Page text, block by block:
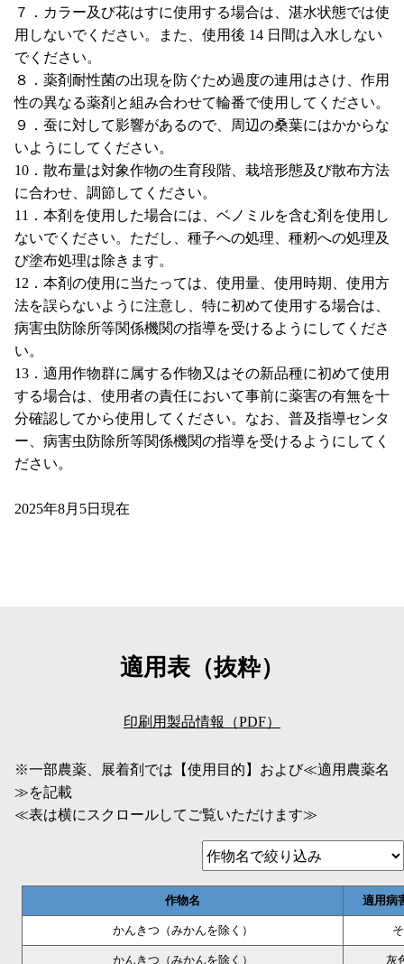
７．カラー及び花はすに使用する場合は、湛水状態では使
用しないでください。また、使用後 14 日間は入水しない
でください。
８．薬剤耐性菌の出現を防ぐため過度の連用はさけ、作用
性の異なる薬剤と組み合わせて輪番で使用してください。
９．蚕に対して影響があるので、周辺の桑葉にはかからな
いようにしてください。
10．散布量は対象作物の生育段階、栽培形態及び散布方法
に合わせ、調節してください。
11．本剤を使用した場合には、ベノミルを含む剤を使用し
ないでください。ただし、種子への処理、種籾への処理及
び塗布処理は除きます。
12．本剤の使用に当たっては、使用量、使用時期、使用方
法を誤らないように注意し、特に初めて使用する場合は、
病害虫防除所等関係機関の指導を受けるようにしてくださ
い。
13．適用作物群に属する作物又はその新品種に初めて使用
する場合は、使用者の責任において事前に薬害の有無を十
分確認してから使用してください。なお、普及指導センタ
ー、病害虫防除所等関係機関の指導を受けるようにしてく
ださい。
2025年8月5日現在
適用表（抜粋）
印刷用製品情報（PDF）
※一部農薬、展着剤では【使用目的】および≪適用農薬名
≫を記載
≪表は横にスクロールしてご覧いただけます≫
作物名 適用病
かんきつ（みかんを除く）
かんきつ（みかんを除く） 灰